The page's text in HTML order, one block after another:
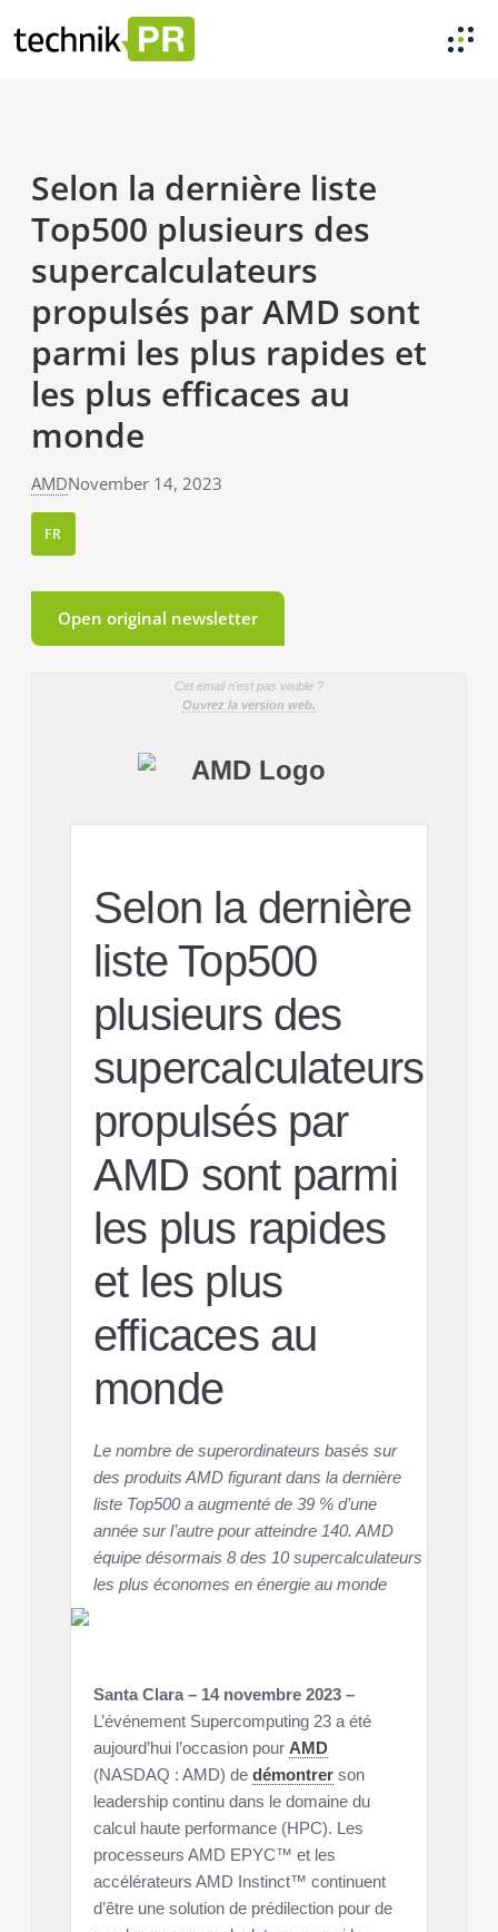
Selon la dernière liste
Top500 plusieurs des
supercalculateurs
propulsés par AMD sont
parmi les plus rapides et
les plus efficaces au
monde
AMDNovember 14, 2023
FR
Open original newsletter